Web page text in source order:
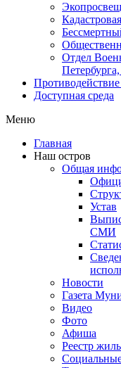
Отдел
Доступная среда
Меню
Главная
Наш остров
Общая
Устав
СМИ
Новости
Газета
Видео
Фото
Афиша
Реестр